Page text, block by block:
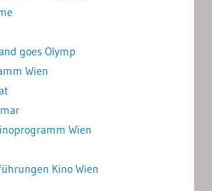
goes Olymp
Wien
Wien
Kino Wien